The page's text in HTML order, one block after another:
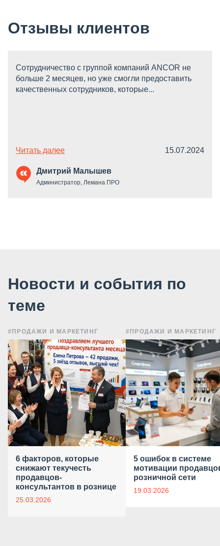
Отзывы клиентов
Сотрудничество с группой компаний ANCOR не
больше 2 месяцев, но уже смогли предоставить
качественных сотрудников, которые...
Читать далее 15.07.2024
Дмитрий Малышев
Администратор, Лемана ПРО
Новости и события по
теме
#ПРОДАЖИ И МАРКЕТИНГ
6 факторов, которые
снижают текучесть
продавцов-
консультантов в рознице
25.03.2026
#ПРОДАЖИ И МАРКЕТИНГ
5 ошибок в системе
мотивации
розничной сети
19.03.2026